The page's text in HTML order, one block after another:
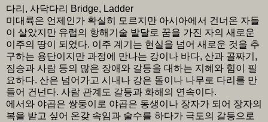
다리, 사닥다리 Bridge, Ladder
미대륙은 언제인가 확실히 모르지만 아시아에서 건너온 자들
이 살았지만 유럽의 항해기술 발달로 꿈을 가진 자의 새로운
이주의 땅이 되었다. 이주 계기는 현실을 넘어 새로운 것을 추
구하는 용단이지만 과정에 만나는 강이나 바다, 산과 골짜기,
짐승과 사람 등의 많은 장애와 갈등을 대하는 지혜와 힘이 필
요하다. 산은 넘어가고 시내나 강은 돌이나 나무로 다리를 만
들어 건넌다. 사람 관계도 갈등과 화해의 연속이다.
에서와 야곱은 쌍둥이로 야곱은 동생이나 장자가 되어 장자의
복을 받고 싶어 온갖 속임과 술수를 하다가 극도의 갈등으로